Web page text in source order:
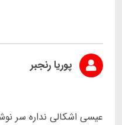
پوریا رنجبر
عیسی اشکالی نداره سر